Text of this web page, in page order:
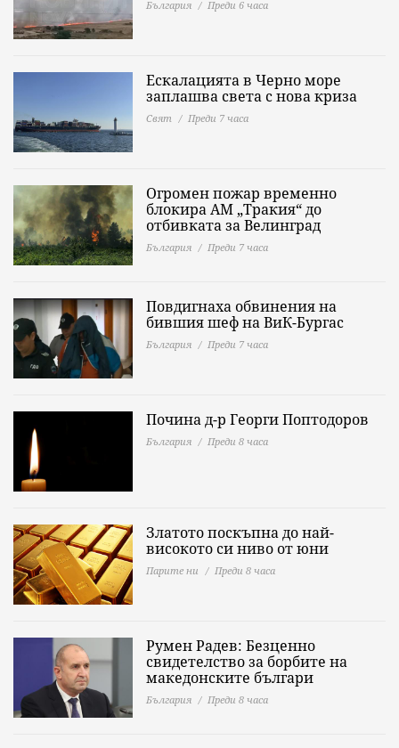
България Преди 6 часа
Ескалацията в Черно море
заплашва света с нова криза
Свят Преди 7 часа
Огромен пожар временно
блокира АМ „Тракия“ до
отбивката за Велинград
България Преди 7 часа
Повдигнаха обвинения на
бившия шеф на ВиК-Бургас
България Преди 7 часа
Почина д-р Георги Поптодоров
България Преди 8 часа
Златото поскъпна до най-
високото си ниво от юни
Парите ни Преди 8 часа
Румен Радев: Безценно
свидетелство за борбите на
македонските българи
България Преди 8 часа